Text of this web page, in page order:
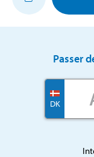
Passer
DK